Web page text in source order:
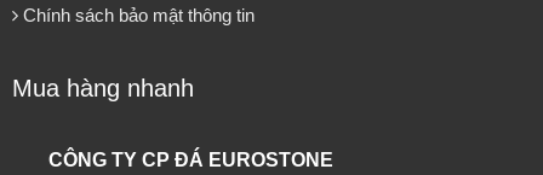
Chính sách bảo mật thông tin
Mua hàng nhanh
CÔNG TY CP ĐÁ EUROSTONE